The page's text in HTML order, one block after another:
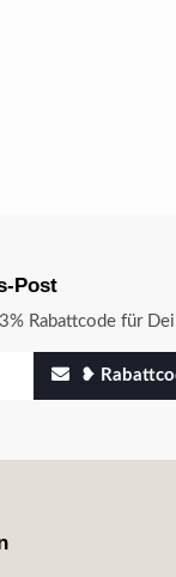
Post
Rabattcode für
❥